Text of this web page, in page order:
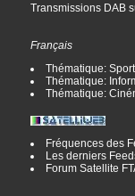
Transmissions DAB
Français
Thématique:
Thématique:
Thématique:
Fréquences des
Les derniers
Forum Satellite